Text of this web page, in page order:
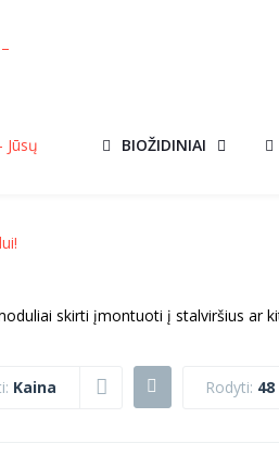
BIOŽIDINIAI
skirti įmontuoti į stalviršius ar
Kaina Rodyti: